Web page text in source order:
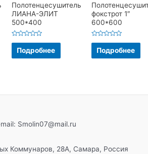
Полотенцесушитель
ЛИАНА-ЭЛИТ
500*400
Оценка
5
Подробнее
фокстрот 1″
600*600
Оценка
5
Подробнее
Smolin07@mail.ru
Коммунаров, 28А, Самара, Россия